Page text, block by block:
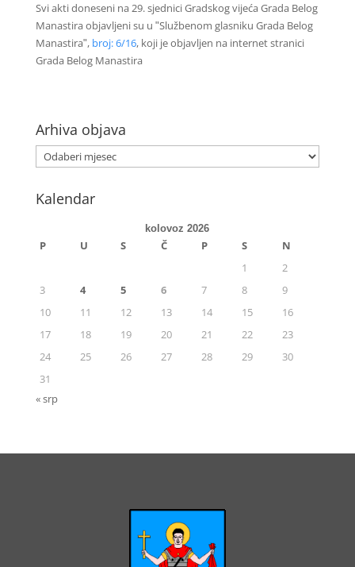
Svi akti doneseni na 29. sjednici Gradskog vijeća Grada Belog
Manastira objavljeni su u ʺSlužbenom glasniku Grada Belog
Manastiraʺ, broj: 6/16, koji je objavljen na internet stranici
Grada Belog Manastira
Arhiva objava
Kalendar
kolovoz 2026
P U S Č P S
N
1
2
3
4 5 6 7 8
9
10
11 12 13 14 15
16
17
18 19 20 21 22
23
24
25 26 27 28 29
30
31
« srp